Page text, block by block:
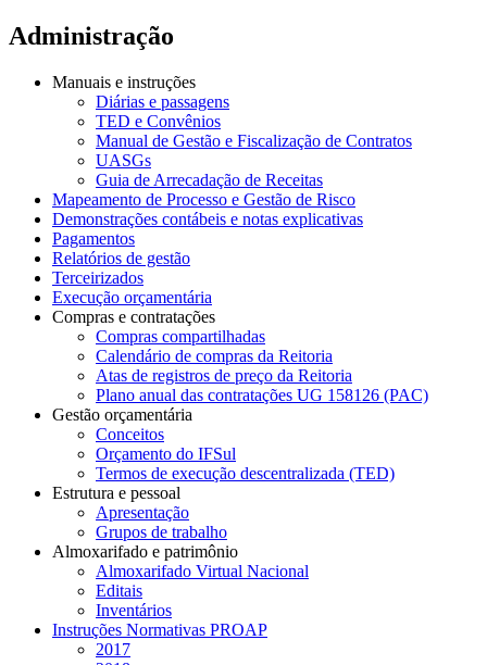
Administração
Manuais e instruções
Diárias e passagens
TED e Convênios
Manual de Gestão e Fiscalização de Contratos
UASGs
Guia de Arrecadação de Receitas
Mapeamento de Processo e Gestão de Risco
Demonstrações contábeis e notas explicativas
Pagamentos
Relatórios de gestão
Terceirizados
Execução orçamentária
Compras e contratações
Compras compartilhadas
Calendário de compras da Reitoria
Atas de registros de preço da Reitoria
Plano anual das contratações UG 158126 (PAC)
Gestão orçamentária
Conceitos
Orçamento do IFSul
Termos de execução descentralizada (TED)
Estrutura e pessoal
Apresentação
Grupos de trabalho
Almoxarifado e patrimônio
Almoxarifado Virtual Nacional
Editais
Inventários
Instruções Normativas PROAP
2017